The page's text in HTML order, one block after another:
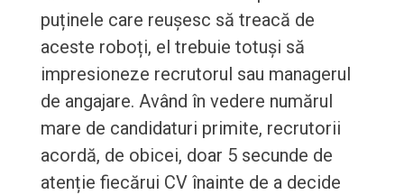
puținele care reușesc să treacă de
aceste roboți, el trebuie totuși să
impresioneze recrutorul sau managerul
de angajare. Având în vedere numărul
mare de candidaturi primite, recrutorii
acordă, de obicei, doar 5 secunde de
atenție fiecărui CV înainte de a decide